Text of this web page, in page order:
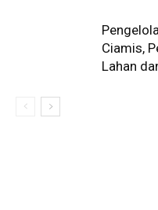
Ciamis,
Lahan